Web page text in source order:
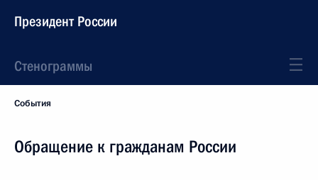
Президент России
Стенограммы
События
Обращение к гражданам России